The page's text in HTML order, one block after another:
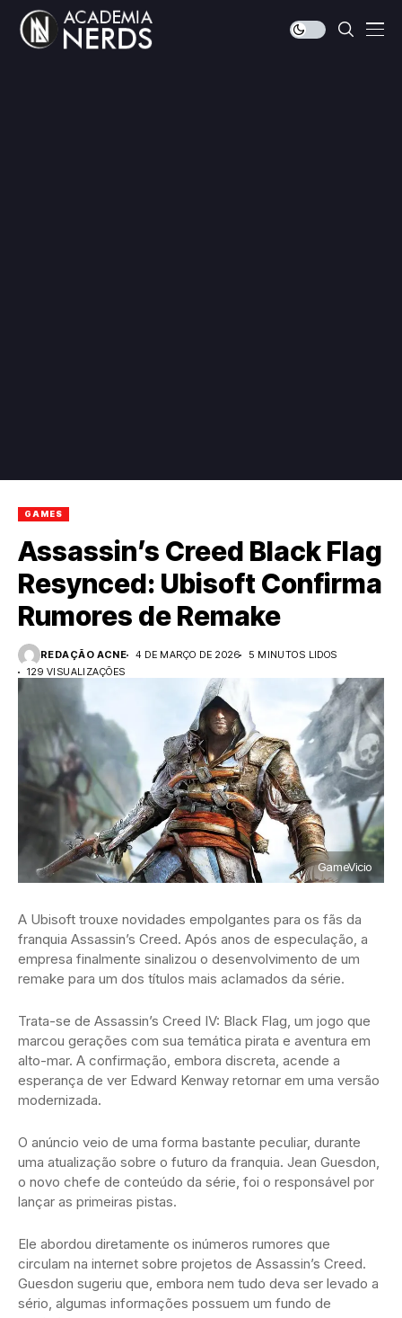
GAMES
Assassin’s Creed Black Flag
Resynced: Ubisoft Confirma
Rumores de Remake
REDAÇÃO ACNE 4 DE MARÇO DE 2026
5 MINUTOS LIDOS
129 VISUALIZAÇÕES
GameVicio
A Ubisoft trouxe novidades empolgantes para os fãs da
franquia Assassin’s Creed. Após anos de especulação, a
empresa finalmente sinalizou o desenvolvimento de um
remake para um dos títulos mais aclamados da série.
Trata-se de Assassin’s Creed IV: Black Flag, um jogo que
marcou gerações com sua temática pirata e aventura em
alto-mar. A confirmação, embora discreta, acende a
esperança de ver Edward Kenway retornar em uma versão
modernizada.
O anúncio veio de uma forma bastante peculiar, durante
uma atualização sobre o futuro da franquia. Jean Guesdon,
o novo chefe de conteúdo da série, foi o responsável por
lançar as primeiras pistas.
Ele abordou diretamente os inúmeros rumores que
circulam na internet sobre projetos de Assassin’s Creed.
Guesdon sugeriu que, embora nem tudo deva ser levado a
sério, algumas informações possuem um fundo de